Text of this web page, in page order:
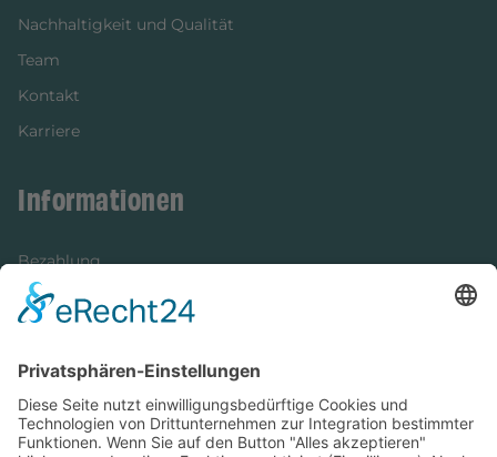
Nachhaltigkeit und Qualität
Team
Kontakt
Karriere
Informationen
Bezahlung
Newsletter
Versandinformationen
Verfügbarkeit/Verträglichkeit
Rechtliches